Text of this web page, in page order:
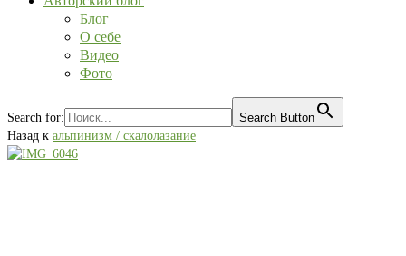
Блог
О себе
Видео
Фото
Search for:
Search Button
Назад к альпинизм / скалолазание